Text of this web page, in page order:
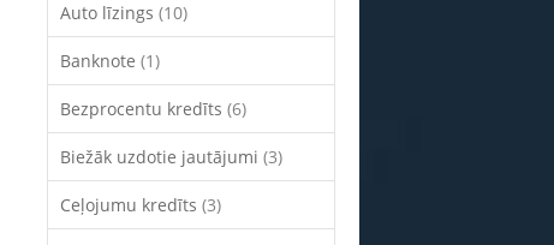
Auto līzings (10)
Banknote (1)
Bezprocentu kredīts (6)
Biežāk uzdotie jautājumi (3)
Ceļojumu kredīts (3)